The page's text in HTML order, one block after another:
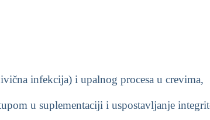
infekcija) i upalnog procesa u crevima,
u suplementaciji i uspostavljanje